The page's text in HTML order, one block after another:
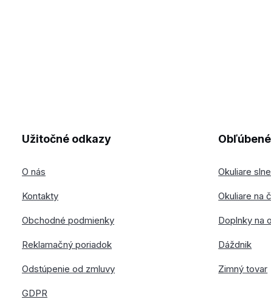
Užitočné odkazy
O nás
Kontakty
Obchodné podmienky
Reklamačný poriadok
Odstúpenie od zmluvy
GDPR
Okuliare
Okuliare na
Doplnky na
Dáždnik
Zimný tovar